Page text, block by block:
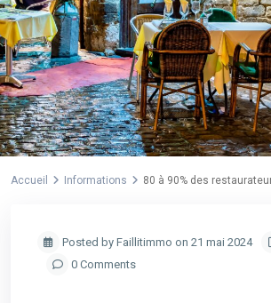
Accueil Informations 80 à 90% des
Posted by Faillitimmo on 21 mai 2024
0 Comments